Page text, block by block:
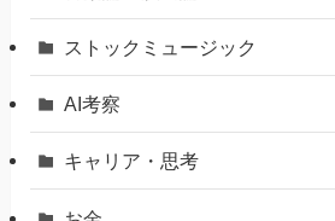
ストックミュージック
AI考察
キャリア・思考